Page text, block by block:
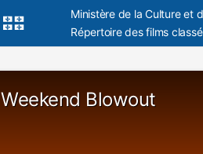
Ministère de la Culture et
Répertoire des films
Weekend Blowout